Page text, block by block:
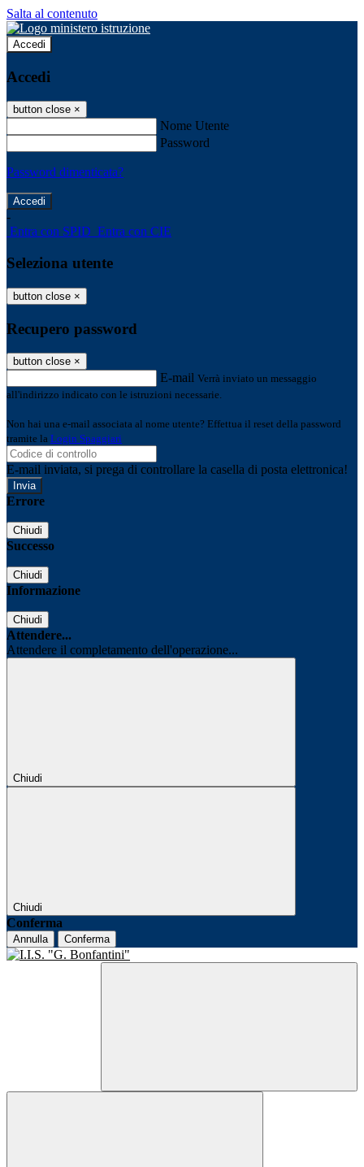
Salta al contenuto
Accedi
Accedi
button close ×
Nome Utente
Password
Password dimenticata?
-
Entra con SPID Entra con CIE
Seleziona utente
button close ×
Recupero password
button close ×
E-mail Verrà inviato un messaggio
all'indirizzo indicato con le istruzioni necessarie.
Non hai una e-mail associata al nome utente? Effettua il reset della password
tramite la Login Spaggiari
E-mail inviata, si prega di controllare la casella di posta elettronica!
Errore
Chiudi
Successo
Chiudi
Informazione
Chiudi
Attendere...
Attendere il completamento dell'operazione...
Chiudi
Chiudi
Conferma
Annulla Conferma